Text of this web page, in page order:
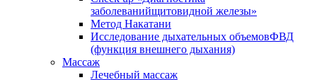
заболеванийщитовидной железы»
Метод Накатани
Исследование дыхательных объемовФВД
(функция внешнего дыхания)
Массаж
Лечебный массаж